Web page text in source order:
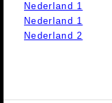
Nederland 1
Nederland 1
Nederland 2